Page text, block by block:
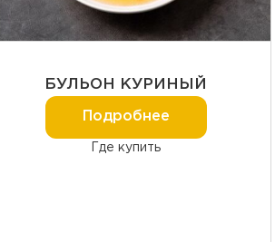
БУЛЬОН КУРИНЫЙ
Подробнее
Где купить